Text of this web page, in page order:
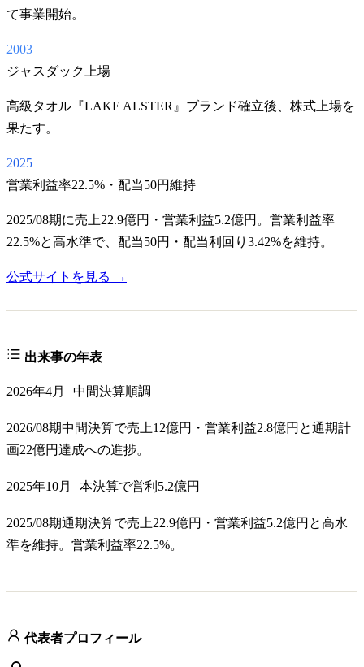
て事業開始。
2003
ジャスダック上場
高級タオル『LAKE ALSTER』ブランド確立後、株式上場を
果たす。
2025
営業利益率22.5%・配当50円維持
2025/08期に売上22.9億円・営業利益5.2億円。営業利益率
22.5%と高水準で、配当50円・配当利回り3.42%を維持。
公式サイトを見る →
出来事の年表
2026年4月 中間決算順調
2026/08期中間決算で売上12億円・営業利益2.8億円と通期計
画22億円達成への進捗。
2025年10月 本決算で営利5.2億円
2025/08期通期決算で売上22.9億円・営業利益5.2億円と高水
準を維持。営業利益率22.5%。
代表者プロフィール